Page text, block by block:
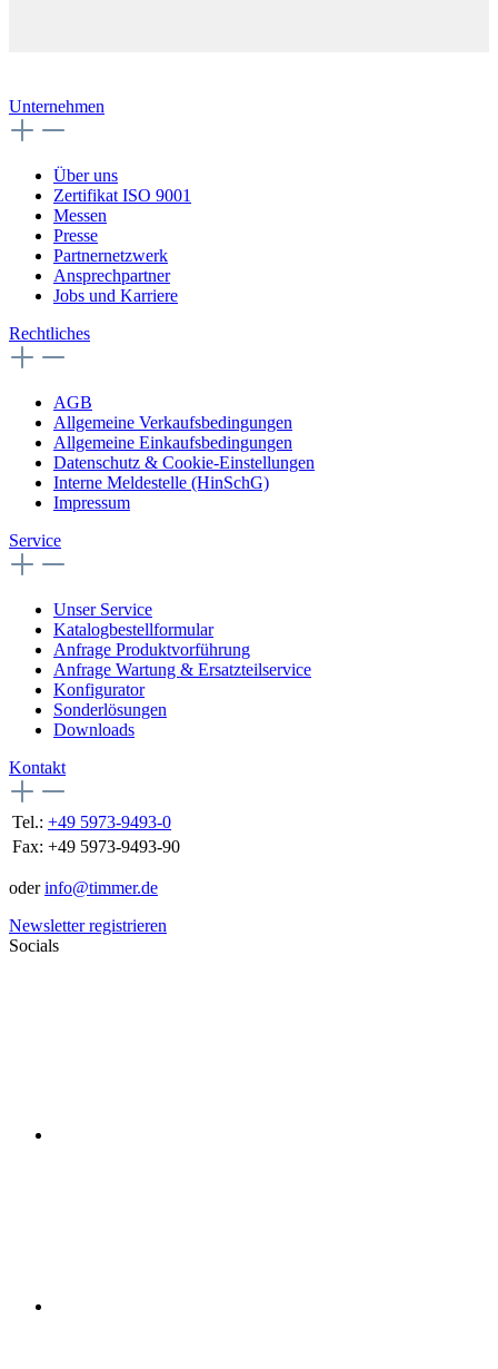
Unternehmen
Über uns
Zertifikat ISO 9001
Messen
Presse
Partnernetzwerk
Ansprechpartner
Jobs und Karriere
Rechtliches
AGB
Allgemeine Verkaufsbedingungen
Allgemeine Einkaufsbedingungen
Datenschutz & Cookie-Einstellungen
Interne Meldestelle (HinSchG)
Impressum
Service
Unser Service
Katalogbestellformular
Anfrage Produktvorführung
Anfrage Wartung & Ersatzteilservice
Konfigurator
Sonderlösungen
Downloads
Kontakt
Tel.: +49 5973-9493-0
Fax: +49 5973-9493-90
oderinfo@timmer.de
Newsletter registrieren
Socials